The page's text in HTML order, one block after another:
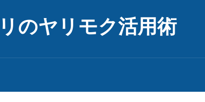
のヤリモク活用術